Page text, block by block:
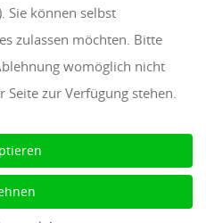
Sie können selbst
zulassen möchten. Bitte
womöglich nicht
zur Verfügung stehen.